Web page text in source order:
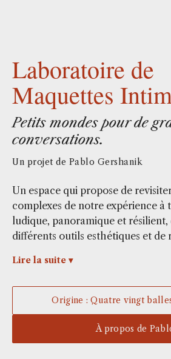
Laboratoire de
Maquettes
Petits mondes pour de
conversations.
Un projet de Pablo Gershanik
Un espace qui propose de
complexes de notre expérience à
ludique, panoramique et résilient,
différents outils esthétiques et de
Lire la suite ▾
Origine : Quatre vingt
À propos de